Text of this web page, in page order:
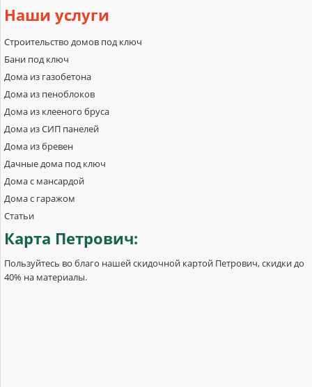
Наши услуги
Строительство домов под ключ
Бани под ключ
Дома из газобетона
Дома из пеноблоков
Дома из клееного бруса
Дома из СИП панелей
Дома из бревен
Дачные дома под ключ
Дома с мансардой
Дома с гаражом
Статьи
Карта Петрович:
Пользуйтесь во благо нашей скидочной картой Петрович, скидки до
40% на материалы.